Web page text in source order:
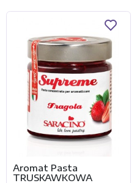
Aromat Pasta
TRUSKAWKOWA